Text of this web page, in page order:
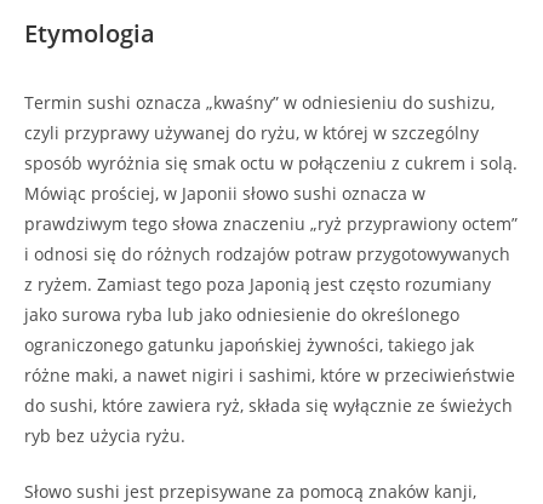
Etymologia
Termin sushi oznacza „kwaśny” w odniesieniu do sushizu,
czyli przyprawy używanej do ryżu, w której w szczególny
sposób wyróżnia się smak octu w połączeniu z cukrem i solą.
Mówiąc prościej, w Japonii słowo sushi oznacza w
prawdziwym tego słowa znaczeniu „ryż przyprawiony octem”
i odnosi się do różnych rodzajów potraw przygotowywanych
z ryżem. Zamiast tego poza Japonią jest często rozumiany
jako surowa ryba lub jako odniesienie do określonego
ograniczonego gatunku japońskiej żywności, takiego jak
różne maki, a nawet nigiri i sashimi, które w przeciwieństwie
do sushi, które zawiera ryż, składa się wyłącznie ze świeżych
ryb bez użycia ryżu.
Słowo sushi jest przepisywane za pomocą znaków kanji,